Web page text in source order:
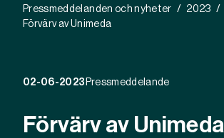
Pressmeddelanden och nyheter
2023
Förvärv av Unimeda
02-06-2023 Pressmeddelande
Förvärv av Unimeda